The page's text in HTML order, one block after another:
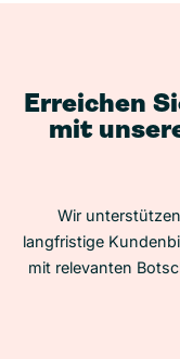
Erreichen
mit
Wir
langfristige
mit relevanten